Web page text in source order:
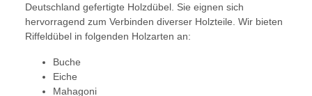
Deutschland gefertigte Holzdübel. Sie eignen sich
hervorragend zum Verbinden diverser Holzteile. Wir bieten
Riffeldübel in folgenden Holzarten an:
Buche
Eiche
Mahagoni